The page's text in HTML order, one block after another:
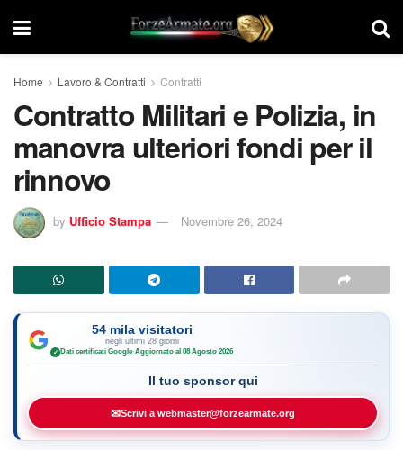
Home Lavoro & Contratti Contratti
Contratto Militari e Polizia, in
manovra ulteriori fondi per il
rinnovo
by Ufficio Stampa Novembre 26, 2024
54 mila visitatori
negli ultimi 28 giorni
✓ Dati certificati Google·Aggiornato al 08 Agosto 2026
Il tuo sponsor qui
✉Scrivi a webmaster@forzearmate.org